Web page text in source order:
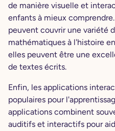
de manière visuelle et
enfants à mieux
peuvent couvrir une variété
mathématiques à l'histoire
elles peuvent être une
de textes écrits.
Enfin, les applications
populaires pour
applications combinent
auditifs et interactifs pour